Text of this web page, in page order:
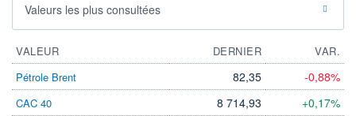
Valeurs les plus consultées
VALEUR DERNIER
VAR.
Pétrole Brent
82,35 -0,88%
CAC 40 8 714,93 +0,17%